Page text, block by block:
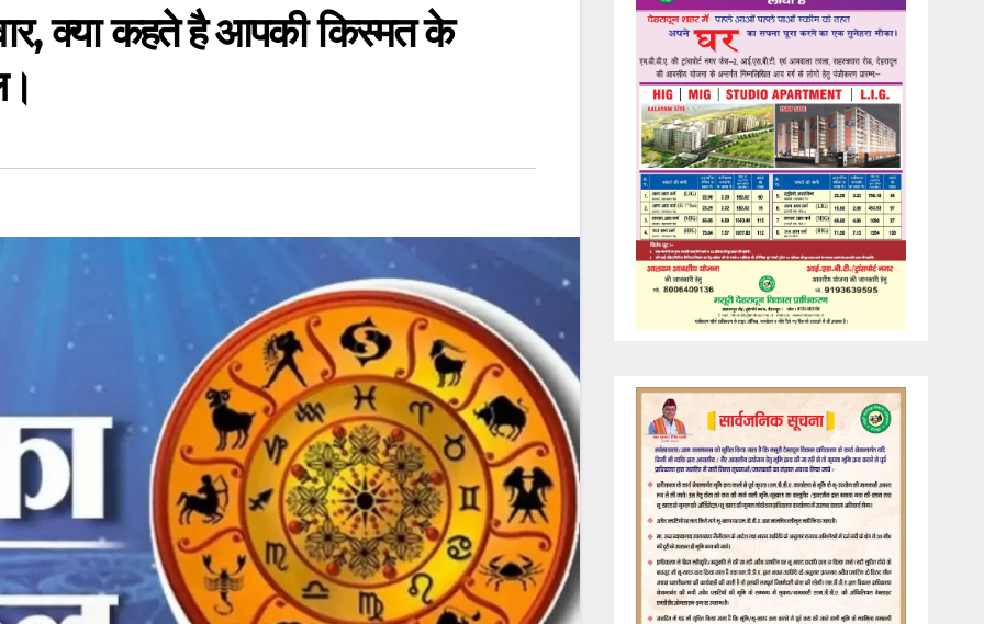
क्या कहते है आपकी किस्मत के